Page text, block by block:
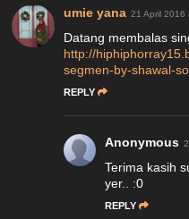
umie yana 21 April 2016
Datang membalas
http://
segmen-by-shawal-
REPLY
Anonymous
Terima kasih
yer.. :0
REPLY